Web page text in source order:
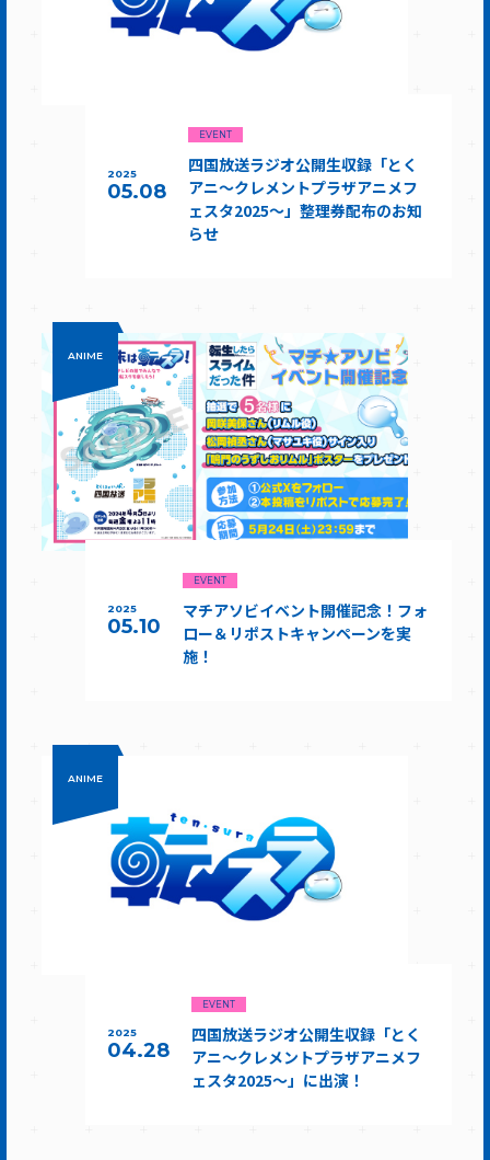
2025
05.08
EVENT
四国放送ラジオ公開生収録「とく
アニ～クレメントプラザアニメフ
ェスタ2025～」整理券配布のお知
らせ
ANIME
2025
05.10
EVENT
マチアソビイベント開催記念！フォ
ロー＆リポストキャンペーンを実
施！
ANIME
2025
04.28
EVENT
四国放送ラジオ公開生収録「とく
アニ～クレメントプラザアニメフ
ェスタ2025～」に出演！